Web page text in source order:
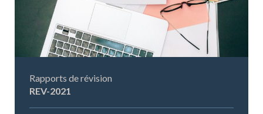
Rapports de révision
REV-2021